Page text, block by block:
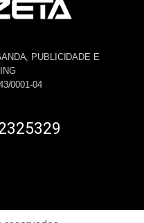
PUBLICIDADE E
0001-04